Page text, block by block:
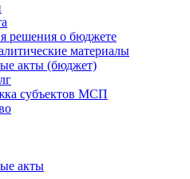
решения о бюджете
материалы
акты (бюджет)
субъектов МСП
акты